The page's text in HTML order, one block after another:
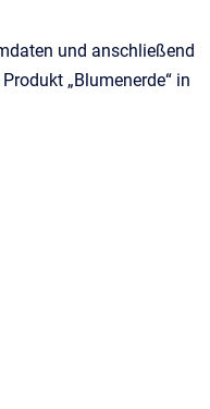
und anschließend
„Blumenerde“ in